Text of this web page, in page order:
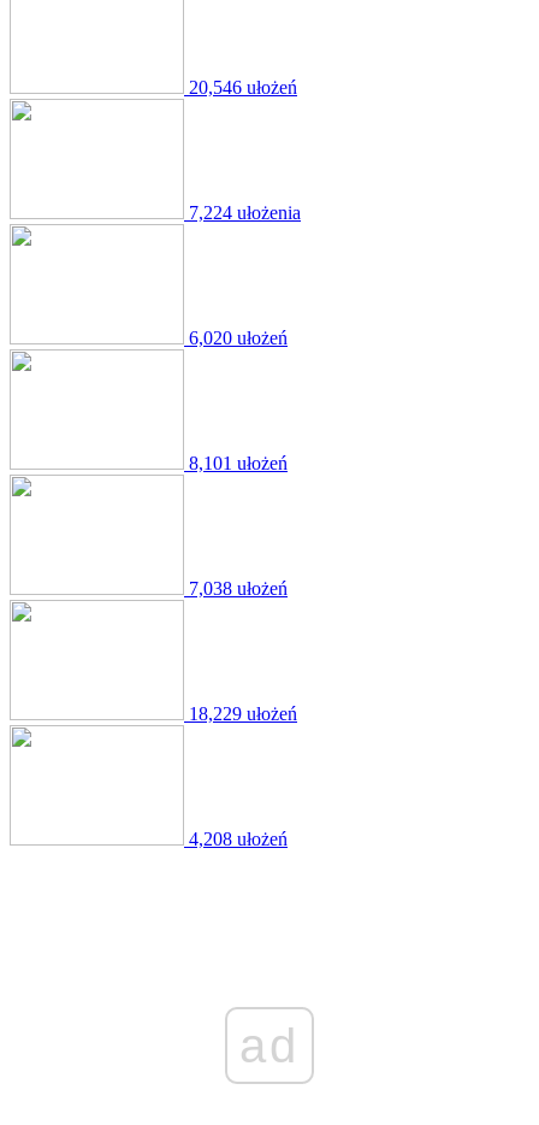
20,546 ułożeń
7,224 ułożenia
6,020 ułożeń
8,101 ułożeń
7,038 ułożeń
18,229 ułożeń
4,208 ułożeń
ad